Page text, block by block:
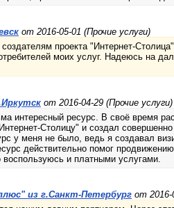
от 2016-05-01 (Прочие услуги)
проекта "Интернет-
моих услуг. Надеюсь на
от 2016-04-29 (Прочие услуги)
интересный ресурс. В своё время
Столицу" и создал
у меня не было, ведь я создавал
действительно помог
и платными услугами.
из г.Санкт-Петербург от 2016-